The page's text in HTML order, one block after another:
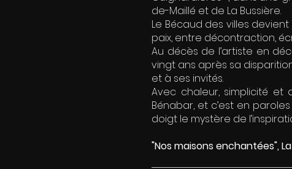
de-Maillé et de La Bussière.
Le Bécaud des villes
paix, entre décontraction,
Au décès de l’artiste en
vingt ans après sa
et à ses invités.
Avec chaleur, simplicité et
Bénabar, et c’est en
doigt le mystère de
"Nos maisons enchantées",